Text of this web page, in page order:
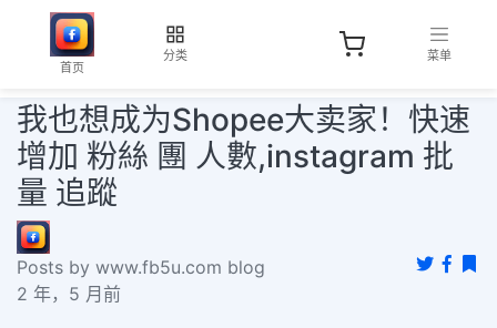
首页
分类 菜单
我也想成为Shopee大卖家！快速
增加 粉絲 團 人數,instagram 批
量 追蹤
Posts by www.fb5u.com blog
2 年，5 月前